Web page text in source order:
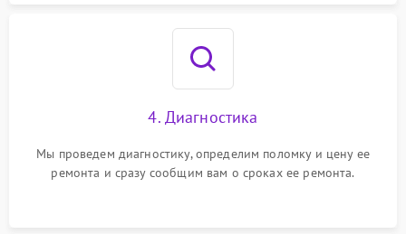
4. Диагностика
Мы проведем диагностику, определим поломку и цену ее
ремонта и сразу сообщим вам о сроках ее ремонта.